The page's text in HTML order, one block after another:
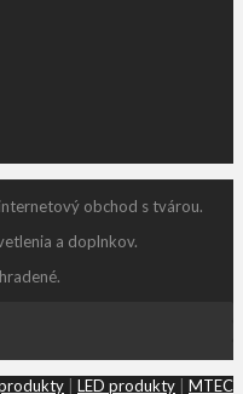
obchod s tvárou.
a doplnkov.
| LED produkty | MTEC